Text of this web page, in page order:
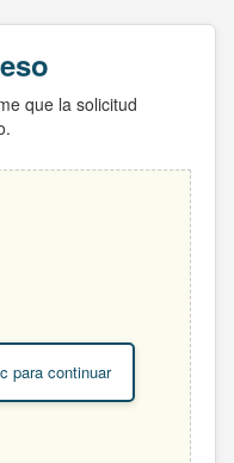
que la solicitud
para continuar